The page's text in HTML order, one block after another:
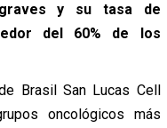
y su tasa de
del 60% de los
Brasil San Lucas Cell
oncológicos más